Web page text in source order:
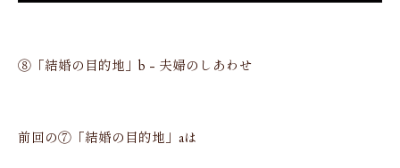
⑧「結婚の目的地」b - 夫婦のしあわせ
前回の⑦「結婚の目的地」aは